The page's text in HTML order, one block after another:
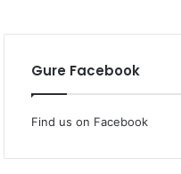
Gure Facebook
Find us on Facebook